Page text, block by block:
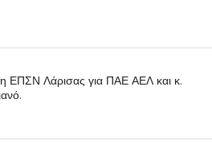
ΕΠΣΝ Λάρισας για ΠΑΕ ΑΕΛ και κ.